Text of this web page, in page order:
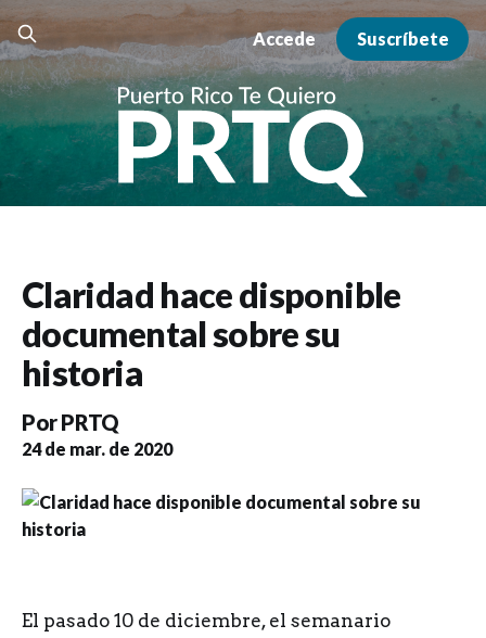
Accede Suscríbete
Claridad hace disponible
documental sobre su
historia
PorPRTQ
24 de mar. de 2020
El pasado 10 de diciembre, el semanario